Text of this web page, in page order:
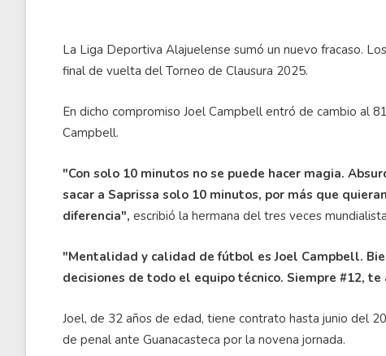
La Liga Deportiva Alajuelense sumó un nuevo fracaso.
final de vuelta del Torneo de Clausura 2025.
En dicho compromiso Joel Campbell entró de cambio al
Campbell.
"Con solo 10 minutos no se puede hacer magia.
sacar a Saprissa solo 10 minutos, por más que
diferencia", escribió la hermana del tres veces
"Mentalidad y calidad de fútbol es Joel Campbell.
decisiones de todo el equipo técnico. Siempre #12, te
Joel, de 32 años de edad, tiene contrato hasta junio del
de penal ante Guanacasteca por la novena jornada.